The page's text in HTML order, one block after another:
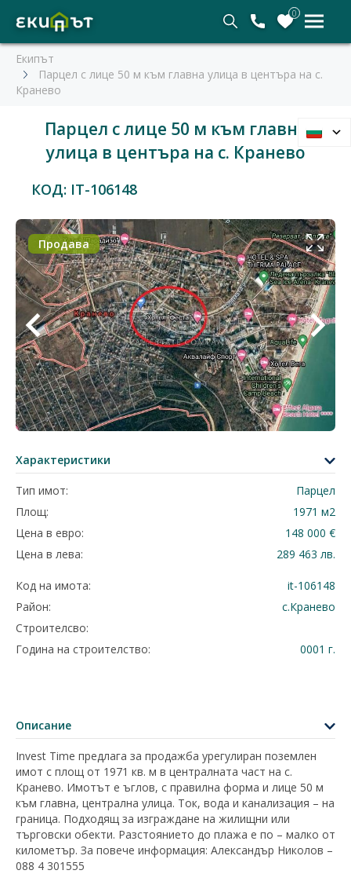
0
Екипът
Парцел с лице 50 м към главна улица в центъра на с.
Кранево
Парцел с лице 50 м към главна
улица в центъра на с. Кранево
КОД: IT-106148
Продава
Характеристики
Тип имот:
Парцел
Площ:
1971 м2
Цена в евро:
148 000 €
Цена в лева:
289 463 лв.
Код на имота:
it-106148
Район:
с.Кранево
Строителсво:
Година на строителство:
0001 г.
Описание
Invest Time предлага за продажба урегулиран поземлен
имот с площ от 1971 кв. м в централната част на с.
Кранево. Имотът е ъглов, с правилна форма и лице 50 м
към главна, централна улица. Ток, вода и канализация – на
граница. Подходящ за изграждане на жилищни или
търговски обекти. Разстоянието до плажа е по – малко от
километър. За повече информация: Александър Николов –
088 4 301555